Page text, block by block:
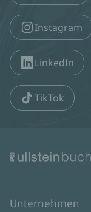
Instagram
LinkedIn
TikTok
Unternehmen